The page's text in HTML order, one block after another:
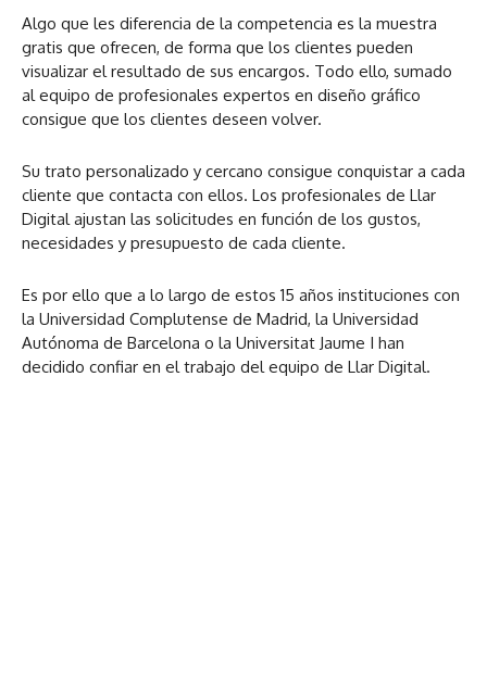
Algo que les diferencia de la competencia es la muestra
gratis que ofrecen, de forma que los clientes pueden
visualizar el resultado de sus encargos. Todo ello, sumado
al equipo de profesionales expertos en diseño gráfico
consigue que los clientes deseen volver.
Su trato personalizado y cercano consigue conquistar a cada
cliente que contacta con ellos. Los profesionales de Llar
Digital ajustan las solicitudes en función de los gustos,
necesidades y presupuesto de cada cliente.
Es por ello que a lo largo de estos 15 años instituciones con
la Universidad Complutense de Madrid, la Universidad
Autónoma de Barcelona o la Universitat Jaume I han
decidido confiar en el trabajo del equipo de Llar Digital.